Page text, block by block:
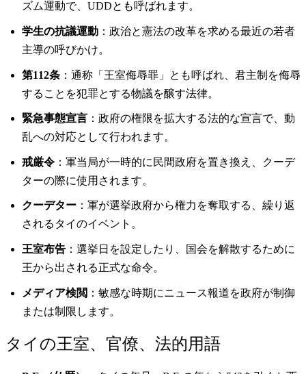
ズム運動で、UDDとも呼ばれます。
学生の抗議運動 ：政治と憲法の改革を求める最近の若者
主導の呼びかけ。
第112条 ：通称「王室侮辱罪」とも呼ばれ、君主制を侮辱
することを犯罪とする物議を醸す法律。
緊急事態宣言 ：政府の権限を拡大する法的な宣言で、動
乱への対応として行われます。
戒厳令 ：軍当局が一時的に民間政府を置き換え、クーデ
ターの際に使用されます。
クーデター ：軍が選挙政府から権力を奪取する、繰り返
されるタイのイベント。
王室布告 ：選挙日を設定したり、国会を解散するために
王から出される正式な命令。
メディア検閲 ：敏感な時期にニュース報道を政府が制御
または制限します。
タイの王室、官僚、法的用語